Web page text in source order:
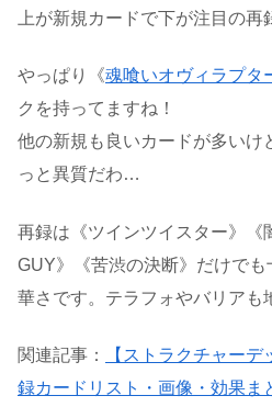
上が新規カードで下が注目の再
やっぱり《魂喰いオヴィラプタ
クを持ってますね！
他の新規も良いカードが多いけ
っと異質だわ…
再録は《ツインツイスター》《
GUY》《苦渋の決断》だけで
華さです。テラフォやバリア
関連記事：
【ストラクチャー
録カードリスト・画像・効果ま